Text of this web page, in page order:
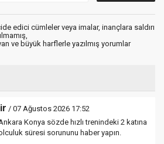
edici cümleler veya imalar, inançlara saldırı
ve büyük harflerle yazılmış yorumlar
/ 07 Ağustos 2026 17:52
Konya sözde hızlı trenindeki 2 katına
süresi sorununu haber yapın.